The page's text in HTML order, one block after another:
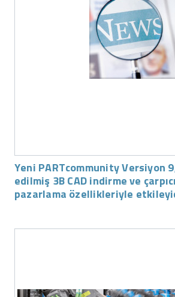
Yeni PARTcommunity Versiyon
edilmiş 3B CAD indirme ve çarpıcı
pazarlama özellikleriyle